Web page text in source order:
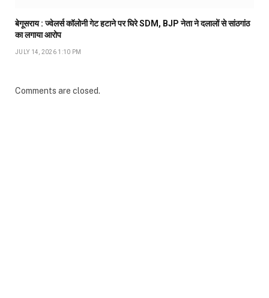
बेगूसराय : ज्वेलर्स कॉलोनी गेट हटाने पर घिरे SDM, BJP नेता ने दलालों से सांठगांठ
का लगाया आरोप
JULY 14, 2026 1:10 PM
Comments are closed.